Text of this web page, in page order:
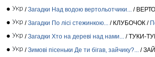
/Загадки Над водою вертольотчики... /
/Загадки По лісі стежинкою... / КЛУБОЧОК /
/Загадки Хто на дереві над нами... / ТУКИ-
/Зимові пісеньки Де ти бігав, зайчику?... /